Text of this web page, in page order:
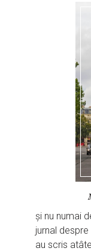
și nu numai
jurnal
au scris